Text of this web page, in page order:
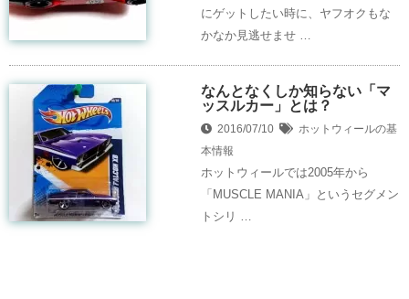
にゲットしたい時に、ヤフオクもな
かなか見逃せませ …
なんとなくしか知らない「マ
ッスルカー」とは？
2016/07/10
ホットウィールの基
本情報
ホットウィールでは2005年から
「MUSCLE MANIA」というセグメン
トシリ …